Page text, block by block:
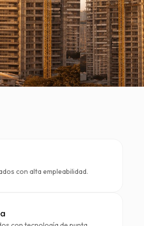
con alta empleabilidad.